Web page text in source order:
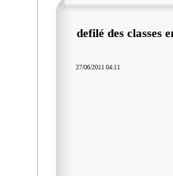
defilé des classes
27/06/2011 04:11